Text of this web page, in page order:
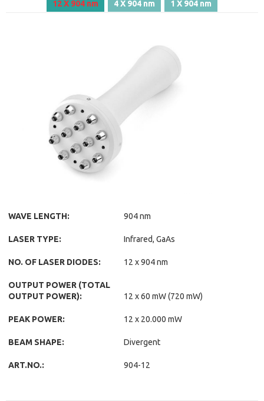
12 X 904 nm 4 X 904 nm 1 X 904 nm
WAVE LENGTH: 904 nm
LASER TYPE: Infrared, GaAs
NO. OF LASER DIODES: 12 x 904 nm
OUTPUT POWER (TOTAL
OUTPUT POWER):
12 x 60 mW (720 mW)
PEAK POWER: 12 x 20.000 mW
BEAM SHAPE: Divergent
ART.NO.: 904-12